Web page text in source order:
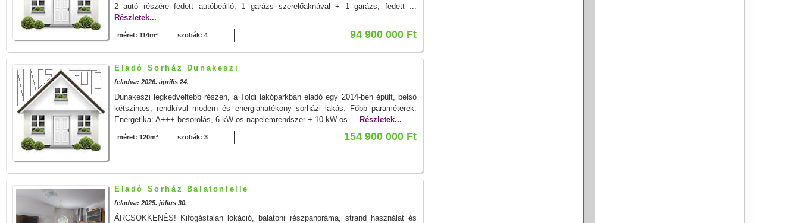
2 autó részére fedett autóbeálló, 1 garázs szerelőaknával + 1 garázs, fedett ...
Részletek...
méret: 114m² szobák: 4 94 900 000 Ft
Eladó Sorház Dunakeszi
feladva: 2026. április 24.
Dunakeszi legkedveltebb részén, a Toldi lakóparkban eladó egy 2014-ben épült, belső
kétszintes, rendkívül modern és energiahatékony sorházi lakás. Főbb paraméterek:
Energetika: A+++ besorolás, 6 kW-os napelemrendszer + 10 kW-os ... Részletek...
méret: 120m² szobák: 3 154 900 000 Ft
Eladó Sorház Balatonlelle
feladva: 2025. július 30.
ÁRCSÖKKENÉS! Kifogástalan lokáció, balatoni részpanoráma, strand használat és